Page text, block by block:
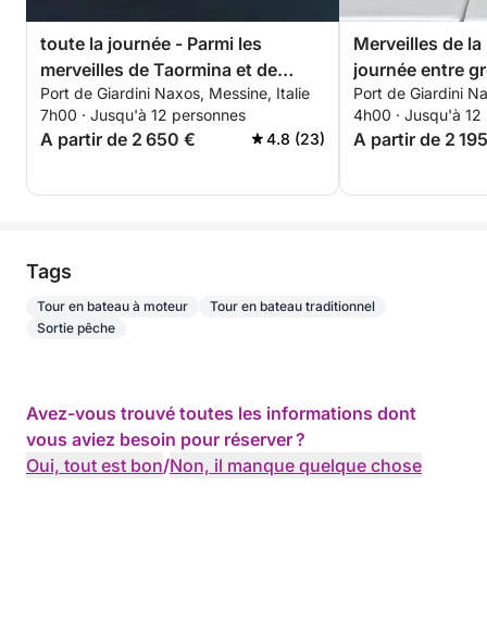
toute la journée - Parmi les
merveilles de Taormina et de
l'Etna
Port de Giardini Naxos, Messine, Italie
7h00 · Jusqu'à 12 personnes
A partir de 2 650 € 4.8 (23)
Merveilles de
journée entre
snorkeling à
Port de Giardini
4h00 · Jusqu'à 12
A partir de 2
Tags
Tour en bateau à moteur
Tour en bateau traditionnel
Sortie pêche
Avez-vous trouvé toutes les informations dont
vous aviez besoin pour réserver ?
Oui, tout est bon/Non, il manque quelque chose